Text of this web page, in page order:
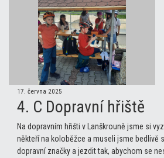
17. června 2025
4. C Dopravní hřiště
Na dopravním hřišti v Lanškrouně jsme si
někteří na koloběžce a museli jsme bedlivě
dopravní značky a jezdit tak, abychom se